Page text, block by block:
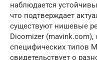
наблюдается
что подтверждает
существуют нишевые
Dicomizer
специфических типов
свидетельствует о